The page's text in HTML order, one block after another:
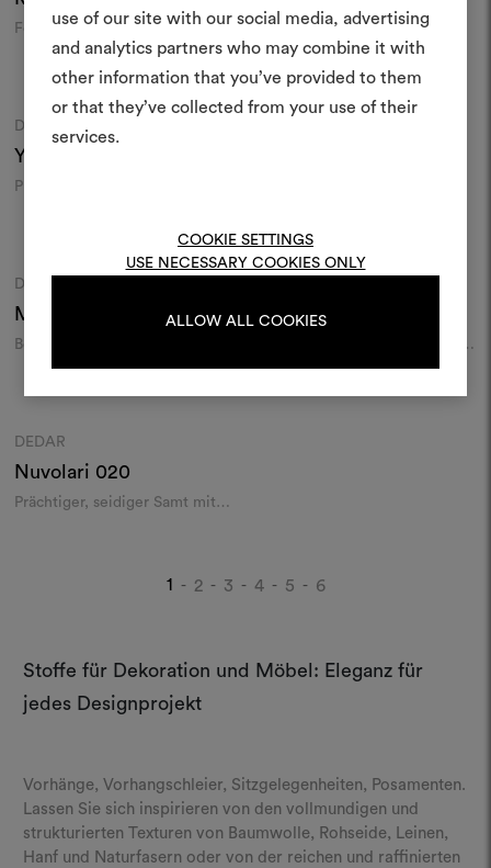
use of our site with our social media, advertising
and analytics partners who may combine it with
other information that you’ve provided to them
or that they’ve collected from your use of their
services.
COOKIE SETTINGS
USE NECESSARY COOKIES ONLY
ALLOW ALL COOKIES
Feuerhemmendes Natté-
Gewebe in verschiedenen
Chromatiken
Leinen-Canvas
Farben
DEDAR
Young Nureyev
Prächtiger schwer
Farben
DEDAR
Magnolia
Bouclé-Stickerei aus Wollsatin
Queneau
Wollsatin
DEDAR
Nuvolari 020
Prächtiger, seidiger Samt mit
1 - 2 - 3 - 4 - 5 - 6
Stoffe für Dekoration und Möbel: Eleganz für
jedes Designprojekt
Vorhänge, Vorhangschleier, Sitzgelegenheiten, Posamenten.
Lassen Sie sich inspirieren von den vollmundigen und
strukturierten Texturen von Baumwolle, Rohseide, Leinen,
Hanf und Naturfasern oder von der reichen und raffinierten
erstellen
Ein interaktives Tool, mit
Ideen zum Leben
anderen teilen können,